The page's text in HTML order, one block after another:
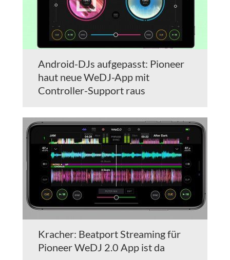
Android-DJs aufgepasst: Pioneer
haut neue WeDJ-App mit
Controller-Support raus
Kracher: Beatport Streaming für
Pioneer WeDJ 2.0 App ist da